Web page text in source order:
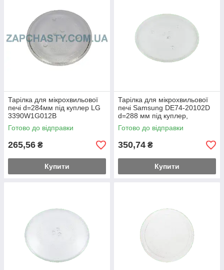
Тарілка для мікрохвильової
печі d=284мм під куплер LG
3390W1G012B
Готово до відправки
265,56 ₴
Купити
Тарілка для мікрохвильової
печі Samsung DE74-20102D
d=288 мм під куплер,
Whicepart
Готово до відправки
350,74 ₴
Купити